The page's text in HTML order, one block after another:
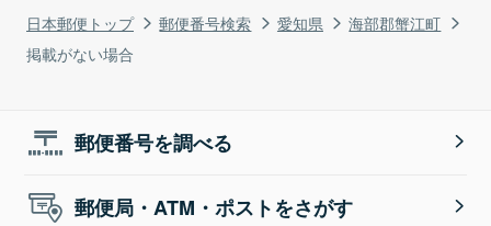
日本郵便トップ 郵便番号検索 愛知県
海部郡蟹江町
掲載がない場合
郵便番号を調べる
郵便局・ATM・ポストをさがす